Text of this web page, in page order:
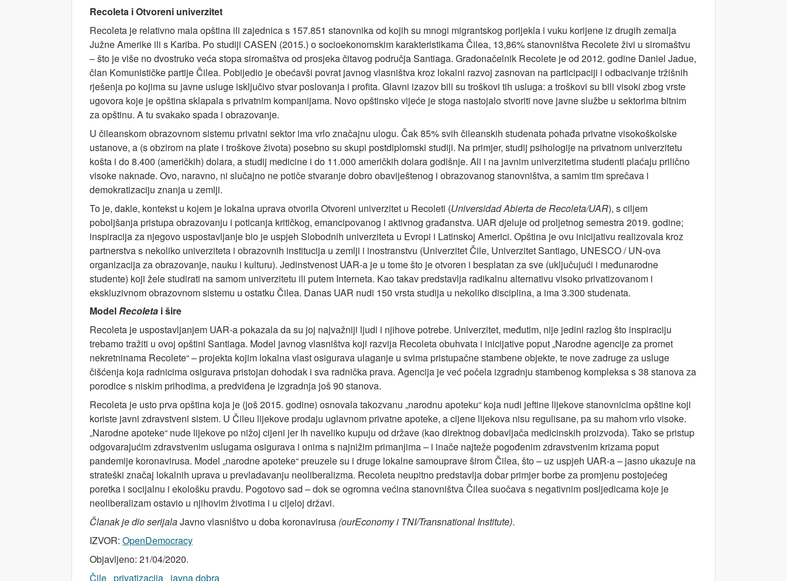
Recoleta i Otvoreni univerzitet
Recoleta je relativno mala opština ili zajednica s 157.851 stanovnika od kojih su mnogi migrantskog porijekla i vuku korijene iz drugih zemalja
Južne Amerike ili s Kariba. Po studiji CASEN (2015.) o socioekonomskim karakteristikama Čilea, 13,86% stanovništva Recolete živi u siromaštvu
– što je više no dvostruko veća stopa siromaštva od prosjeka čitavog područja Santiaga. Gradonačelnik Recolete je od 2012. godine Daniel Jadue,
član Komunističke partije Čilea. Pobijedio je obećavši povrat javnog vlasništva kroz lokalni razvoj zasnovan na participaciji i odbacivanje tržišnih
rješenja po kojima su javne usluge isključivo stvar poslovanja i profita. Glavni izazov bili su troškovi tih usluga: a troškovi su bili visoki zbog vrste
ugovora koje je opština sklapala s privatnim kompanijama. Novo opštinsko vijeće je stoga nastojalo stvoriti nove javne službe u sektorima bitnim
za opštinu. A tu svakako spada i obrazovanje.
U čileanskom obrazovnom sistemu privatni sektor ima vrlo značajnu ulogu. Čak 85% svih čileanskih studenata pohađa privatne visokoškolske
ustanove, a (s obzirom na plate i troškove života) posebno su skupi postdiplomski studiji. Na primjer, studij psihologije na privatnom univerzitetu
košta i do 8.400 (američkih) dolara, a studij medicine i do 11.000 američkih dolara godišnje. Ali i na javnim univerzitetima studenti plaćaju prilično
visoke naknade. Ovo, naravno, ni slučajno ne potiče stvaranje dobro obaviještenog i obrazovanog stanovništva, a samim tim sprečava i
demokratizaciju znanja u zemlji.
To je, dakle, kontekst u kojem je lokalna uprava otvorila Otvoreni univerzitet u Recoleti (Universidad Abierta de Recoleta/UAR), s ciljem
poboljšanja pristupa obrazovanju i poticanja kritičkog, emancipovanog i aktivnog građanstva. UAR djeluje od proljetnog semestra 2019. godine;
inspiracija za njegovo uspostavljanje bio je uspjeh Slobodnih univerziteta u Evropi i Latinskoj Americi. Opština je ovu inicijativu realizovala kroz
partnerstva s nekoliko univerziteta i obrazovnih institucija u zemlji i inostranstvu (Univerzitet Čile, Univerzitet Santiago, UNESCO / UN-ova
organizacija za obrazovanje, nauku i kulturu). Jedinstvenost UAR-a je u tome što je otvoren i besplatan za sve (uključujući i međunarodne
studente) koji žele studirati na samom univerzitetu ili putem Interneta. Kao takav predstavlja radikalnu alternativu visoko privatizovanom i
ekskluzivnom obrazovnom sistemu u ostatku Čilea. Danas UAR nudi 150 vrsta studija u nekoliko disciplina, a ima 3.300 studenata.
ModelRecoleta i šire
Recoleta je uspostavljanjem UAR-a pokazala da su joj najvažniji ljudi i njihove potrebe. Univerzitet, međutim, nije jedini razlog što inspiraciju
trebamo tražiti u ovoj opštini Santiaga. Model javnog vlasništva koji razvija Recoleta obuhvata i inicijative poput „Narodne agencije za promet
nekretninama Recolete“ – projekta kojim lokalna vlast osigurava ulaganje u svima pristupačne stambene objekte, te nove zadruge za usluge
čišćenja koja radnicima osigurava pristojan dohodak i sva radnička prava. Agencija je već počela izgradnju stambenog kompleksa s 38 stanova za
porodice s niskim prihodima, a predviđena je izgradnja još 90 stanova.
Recoleta je usto prva opština koja je (još 2015. godine) osnovala takozvanu „narodnu apoteku“ koja nudi jeftine lijekove stanovnicima opštine koji
koriste javni zdravstveni sistem. U Čileu lijekove prodaju uglavnom privatne apoteke, a cijene lijekova nisu regulisane, pa su mahom vrlo visoke.
„Narodne apoteke“ nude lijekove po nižoj cijeni jer ih naveliko kupuju od države (kao direktnog dobavljača medicinskih proizvoda). Tako se pristup
odgovarajućim zdravstvenim uslugama osigurava i onima s najnižim primanjima – i inače najteže pogođenim zdravstvenim krizama poput
pandemije koronavirusa. Model „narodne apoteke“ preuzele su i druge lokalne samouprave širom Čilea, što – uz uspjeh UAR-a – jasno ukazuje na
strateški značaj lokalnih uprava u prevladavanju neoliberalizma. Recoleta neupitno predstavlja dobar primjer borbe za promjenu postojećeg
poretka i socijalnu i ekološku pravdu. Pogotovo sad – dok se ogromna većina stanovništva Čilea suočava s negativnim posljedicama koje je
neoliberalizam ostavio u njihovim životima i u cijeloj državi.
Članak je dioserijalaJavno vlasništvo u doba koronavirusa (ourEconomy i TNI/Transnational Institute).
IZVOR: OpenDemocracy
Objavljeno: 21/04/2020.
Čile privatizacija javna dobra